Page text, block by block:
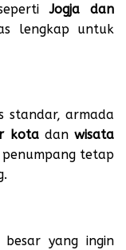
Jogja dan
lengkap untuk
standar, armada
kotadan wisata
penumpang tetap
yang ingin